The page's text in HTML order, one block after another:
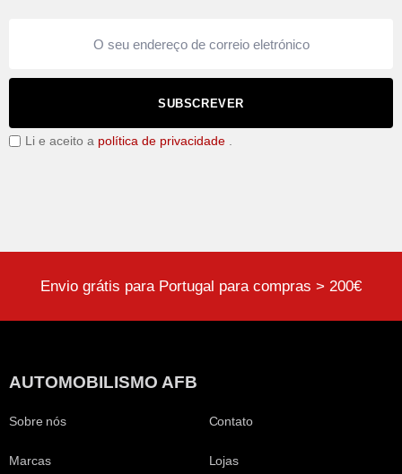
SUBSCREVER
Li e aceito a política de privacidade
Envio grátis para Portugal para compras > 200€
AUTOMOBILISMO AFB
Sobre nós
Marcas
Contato
Lojas